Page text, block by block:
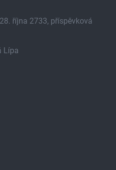
října 2733, příspěvková
Lípa